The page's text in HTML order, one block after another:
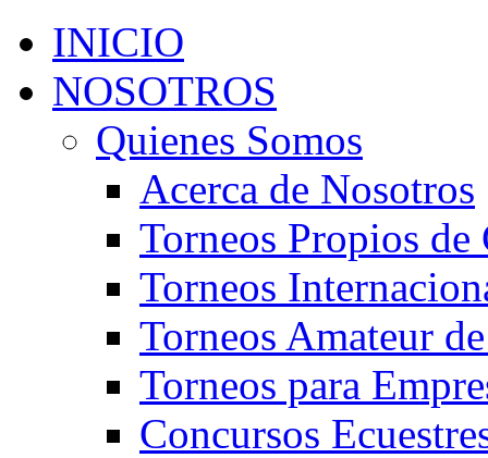
INICIO
NOSOTROS
Quienes Somos
Acerca de Nosotros
Torneos Propios
Torneos
Torneos Amateur
Torneos para
Concursos